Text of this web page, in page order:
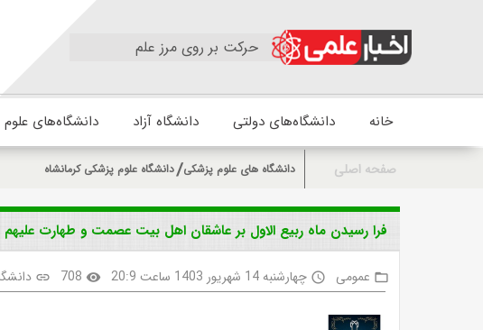
حرکت بر روی مرز علم
خانه دانشگاه‌های دولتی دانشگاه آزاد دانشگاه‌های
صفحه اصلی دانشگاه های علوم پزشکی دانشگاه علوم پزشکی کرمانشاه
فرا رسیدن ماه ربیع الاول بر عاشقان اهل بیت عصمت و طهارت علیهم
folder_open عمومی access_time چهارشنبه 14 شهریور 1403 ساعت 20:9 visibility
708
link